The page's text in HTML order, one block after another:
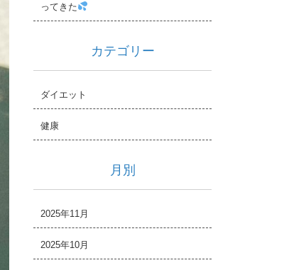
ってきた
カテゴリー
ダイエット
健康
月別
2025年11月
2025年10月